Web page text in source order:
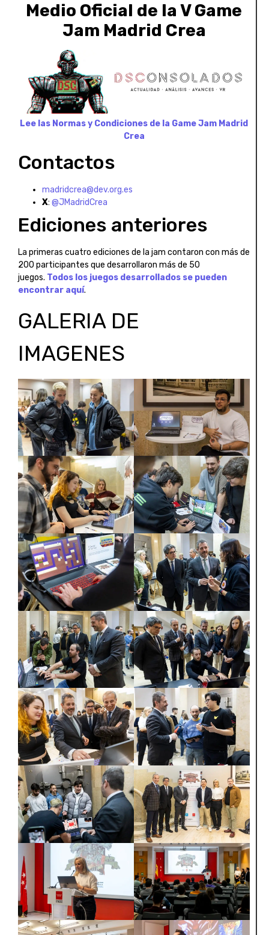
Medio Oficial de la V Game
Jam Madrid Crea
Lee las Normas y Condiciones de la Game Jam Madrid
Crea
Contactos
madridcrea@dev.org.es
X: @JMadridCrea
Ediciones anteriores
La primeras cuatro ediciones de la jam contaron con más de
200 participantes que desarrollaron más de 50
juegos. Todos los juegos desarrollados se pueden
encontrar aquí.
GALERIA DE
IMAGENES